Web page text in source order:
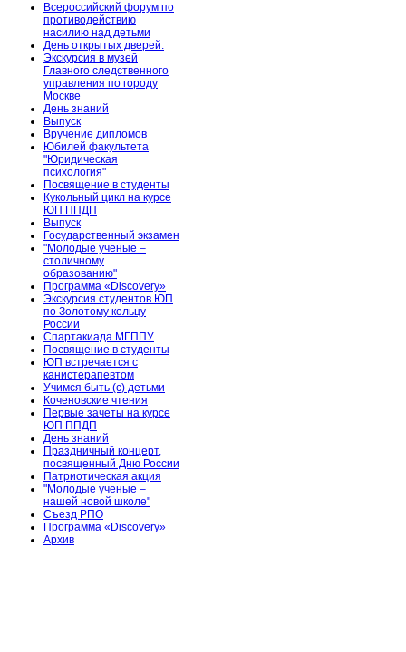
Всероссийский форум по
противодействию
насилию над детьми
День открытых дверей.
Экскурсия в музей
Главного следственного
управления по городу
Москве
День знаний
Выпуск
Вручение дипломов
Юбилей факультета
"Юридическая
психология"
Посвящение в студенты
Кукольный цикл на курсе
ЮП ППДП
Выпуск
Государственный экзамен
"Молодые ученые –
столичному
образованию"
Программа «Discovery»
Экскурсия студентов ЮП
по Золотому кольцу
России
Спартакиада МГППУ
Посвящение в студенты
ЮП встречается с
канистерапевтом
Учимся быть (с) детьми
Коченовские чтения
Первые зачеты на курсе
ЮП ППДП
День знаний
Праздничный концерт,
посвященный Дню России
Патриотическая акция
"Молодые ученые –
нашей новой школе"
Съезд РПО
Программа «Discovery»
Архив